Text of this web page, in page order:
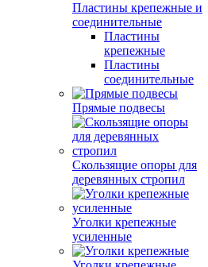
Пластины крепежные и
соединительные
Пластины
крепежные
Пластины
соединительные
Прямые подвесы
Скользящие опоры для
деревянных стропил
Уголки крепежные
усиленные